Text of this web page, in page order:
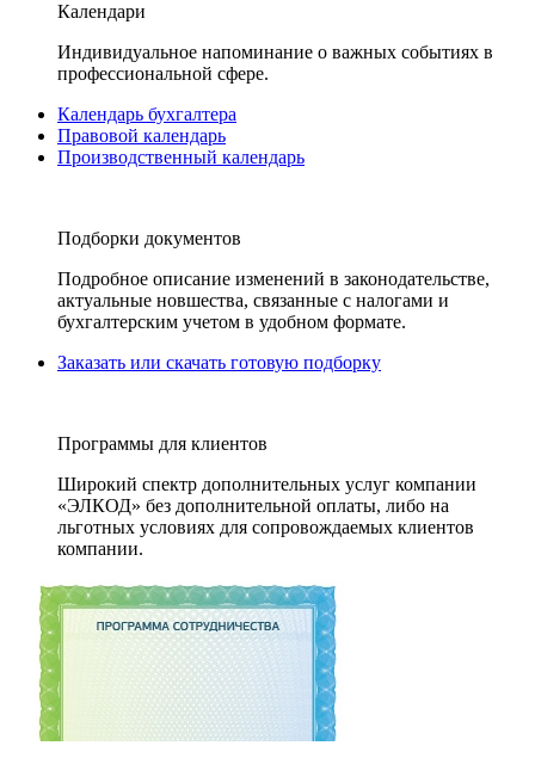
Календари
Индивидуальное напоминание о важных событиях в
профессиональной сфере.
Календарь бухгалтера
Правовой календарь
Производственный календарь
Подборки документов
Подробное описание изменений в законодательстве,
актуальные новшества, связанные с налогами и
бухгалтерским учетом в удобном формате.
Заказать или скачать готовую подборку
Программы для клиентов
Широкий спектр дополнительных услуг компании
«ЭЛКОД» без дополнительной оплаты, либо на
льготных условиях для сопровождаемых клиентов
компании.